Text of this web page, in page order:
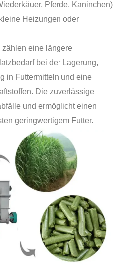
Pferde, Kaninchen)
Heizungen oder
eine längere
bei der Lagerung,
in Futtermitteln und eine
Die zuverlässige
und ermöglicht einen
geringwertigem Futter.